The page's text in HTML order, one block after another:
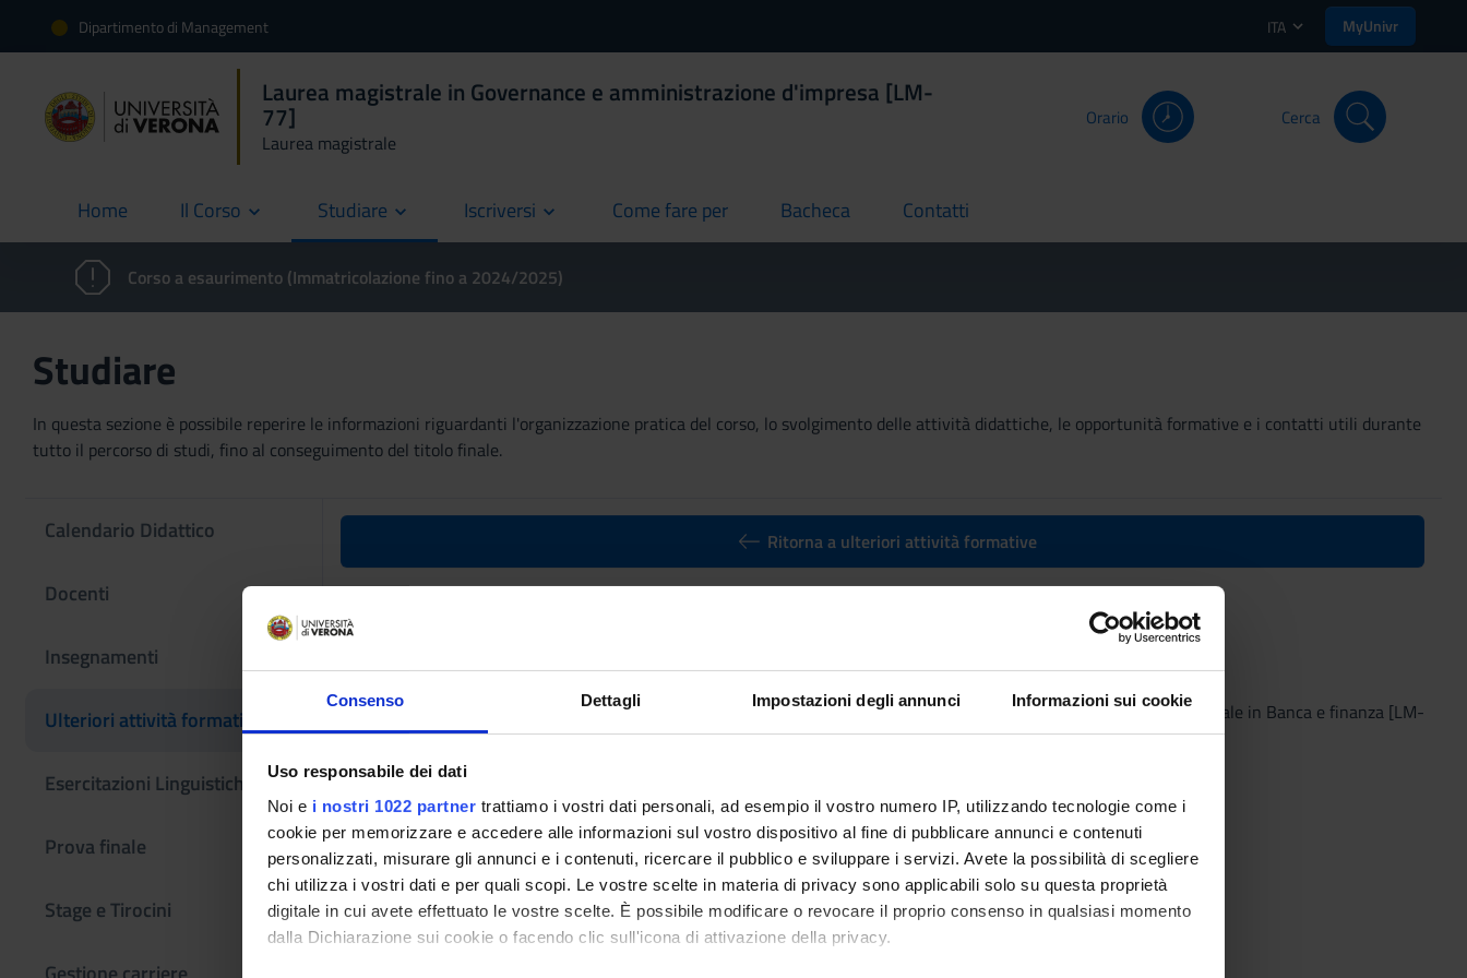
Consenso Dettagli Impostazioni degli annunci Informazioni sui cookie
Uso responsabile dei dati
Noi e i nostri 1022 partner trattiamo i vostri dati personali, ad esempio il vostro numero IP, utilizzando tecnologie come i
cookie per memorizzare e accedere alle informazioni sul vostro dispositivo al fine di pubblicare annunci e contenuti
personalizzati, misurare gli annunci e i contenuti, ricercare il pubblico e sviluppare i servizi. Avete la possibilità di scegliere
chi utilizza i vostri dati e per quali scopi. Le vostre scelte in materia di privacy sono applicabili solo su questa proprietà
digitale in cui avete effettuato le vostre scelte. È possibile modificare o revocare il proprio consenso in qualsiasi momento
dalla Dichiarazione sui cookie o facendo clic sull'icona di attivazione della privacy.
Dipartimento di Management ITA MyUnivr
Laurea magistrale in Governance e amministrazione d'impresa [LM-
77]
Laurea magistrale
Orario Cerca
Home
current Il Corso Studiare Iscriversi Come fare per
current Bacheca
current Contatti
current
Corso a esaurimento (Immatricolazione fino a 2024/2025)
Studiare
In questa sezione è possibile reperire le informazioni riguardanti l'organizzazione pratica del corso, lo svolgimento delle attività didattiche, le opportunità formative e i contatti utili durante
tutto il percorso di studi, fino al conseguimento del titolo finale.
Calendario Didattico
Docenti
Insegnamenti
Ulteriori attività formative
Esercitazioni Linguistiche CLA
Prova finale
Stage e Tirocini
Ritorna a ulteriori attività formative
Programmazione in Matlab – 2021/2022
Codice insegnamento
4S010392
3
L'insegnamento è mutuato dall'insegnamento
Programmazione in Matlab – 2021/2022
(2021/2022) - Laurea magistrale in Banca e finanza [LM-
16]